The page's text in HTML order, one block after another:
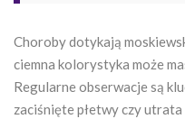
Choroby dotykają
ciemna kolorystyka może
Regularne obserwacje są
zaciśnięte płetwy czy